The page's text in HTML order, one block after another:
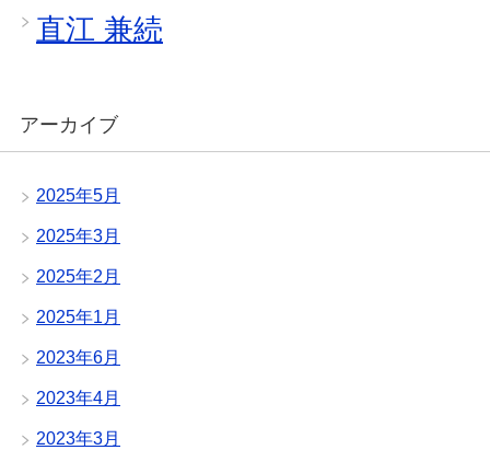
直江 兼続
アーカイブ
2025年5月
2025年3月
2025年2月
2025年1月
2023年6月
2023年4月
2023年3月